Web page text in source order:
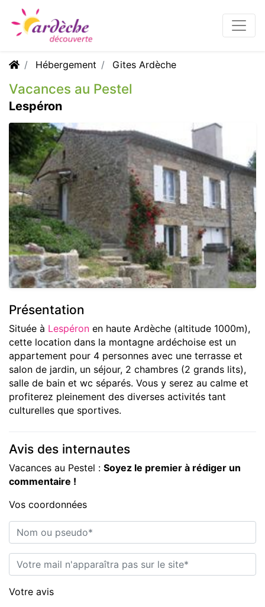
Hébergement Gites Ardèche
Vacances au Pestel
Lespéron
Présentation
Située à Lespéron en haute Ardèche (altitude 1000m),
cette location dans la montagne ardéchoise est un
appartement pour 4 personnes avec une terrasse et
salon de jardin, un séjour, 2 chambres (2 grands lits),
salle de bain et wc séparés. Vous y serez au calme et
profiterez pleinement des diverses activités tant
culturelles que sportives.
Avis des internautes
Vacances au Pestel : Soyez le premier à rédiger un
commentaire !
Vos coordonnées
Nom ou pseudo*
E-mail*
Votre avis